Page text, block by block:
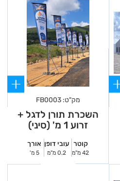
לאאוטדור מוצרים
תפעול –
מק"ט: FB0003
השכרת תורן לדגל +
זרוע 1 מ' (סיני)
קוטר
42 מ"מ
עובי דופן
0.2 מ"מ
אורך
5 מ'